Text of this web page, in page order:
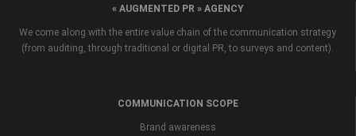
« AUGMENTED PR » AGENCY
We come along with the entire value chain of the communication strategy
(from auditing, through traditional or digital PR, to surveys and content).
COMMUNICATION SCOPE
Brand awareness